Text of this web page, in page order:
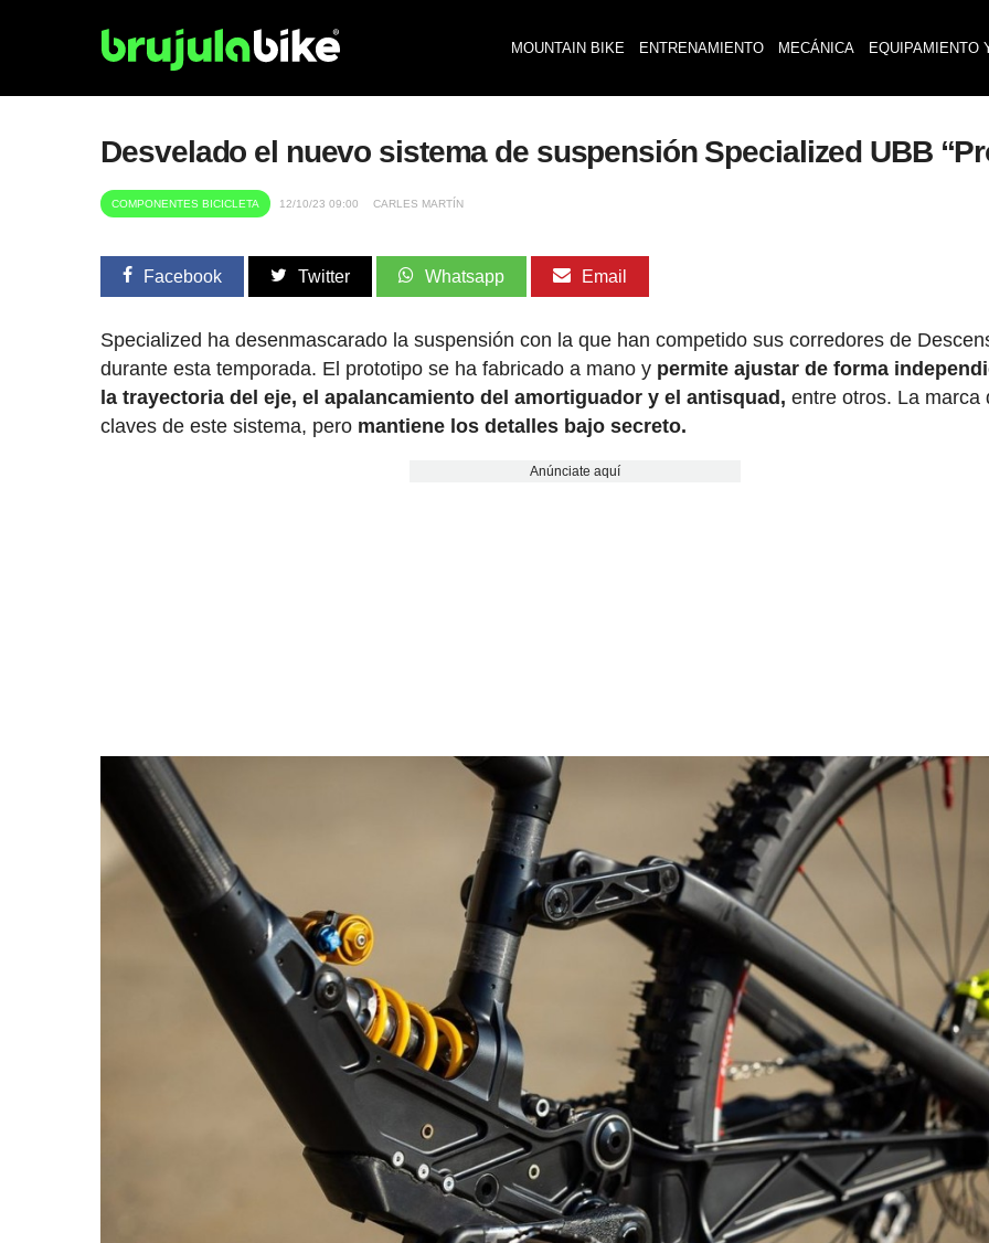
MOUNTAIN BIKE ENTRENAMIENTO MECÁNICA EQUIPAMIENTO
Desvelado el nuevo sistema de suspensión Specialized UBB
COMPONENTES BICICLETA 12/10/23 09:00 CARLES MARTÍN
Facebook Twitter Whatsapp Email
Specialized ha desenmascarado la suspensión con la que han competido sus corredores de
durante esta temporada. El prototipo se ha fabricado a mano y permite ajustar de forma
la trayectoria del eje, el apalancamiento del amortiguador y el antisquad, entre otros. La marca
claves de este sistema, pero mantiene los detalles bajo secreto.
Anúnciate aquí